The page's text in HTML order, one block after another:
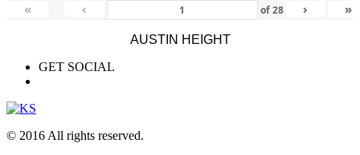
« ‹ of28 › »
AUSTIN HEIGHT
GET SOCIAL
© 2016 All rights reserved.